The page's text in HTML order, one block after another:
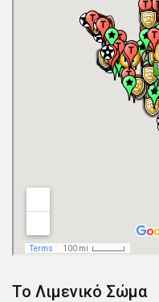
Το Λιμενικό Σώμα